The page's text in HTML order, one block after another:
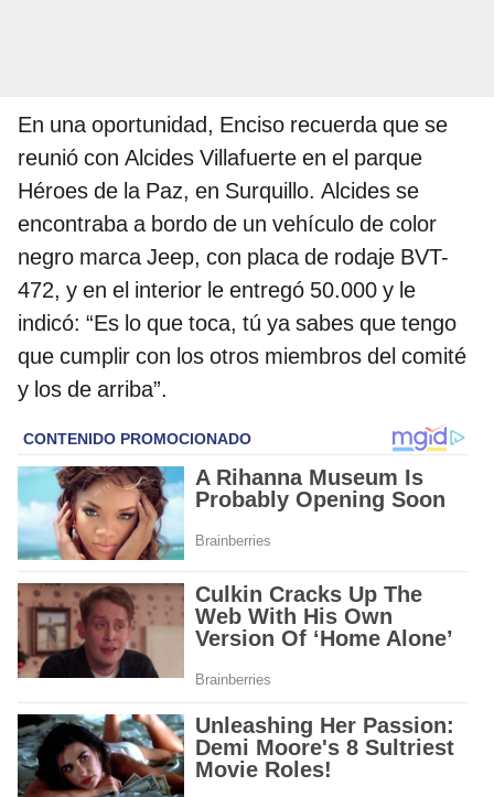
En una oportunidad, Enciso recuerda que se
reunió con Alcides Villafuerte en el parque
Héroes de la Paz, en Surquillo. Alcides se
encontraba a bordo de un vehículo de color
negro marca Jeep, con placa de rodaje BVT-
472, y en el interior le entregó 50.000 y le
indicó: “Es lo que toca, tú ya sabes que tengo
que cumplir con los otros miembros del comité
y los de arriba”.